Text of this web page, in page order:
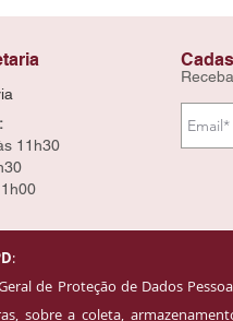
11h30
:
de Proteção de Dados
sobre a coleta,